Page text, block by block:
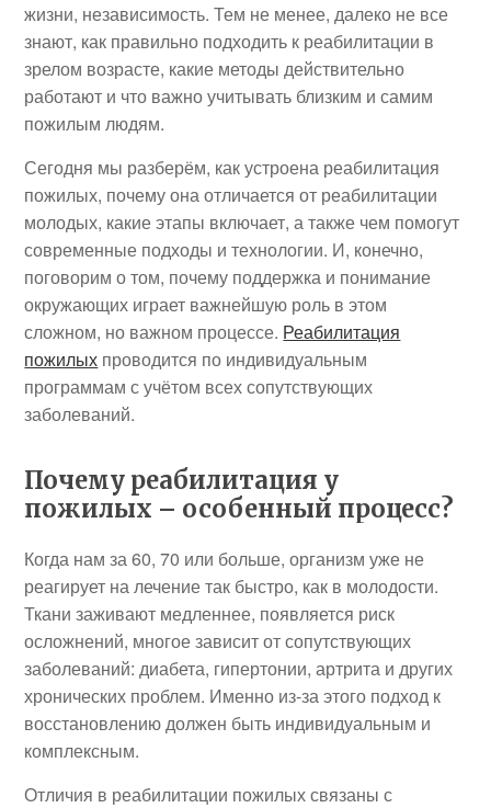
жизни, независимость. Тем не менее, далеко не все
знают, как правильно подходить к реабилитации в
зрелом возрасте, какие методы действительно
работают и что важно учитывать близким и самим
пожилым людям.
Сегодня мы разберём, как устроена реабилитация
пожилых, почему она отличается от реабилитации
молодых, какие этапы включает, а также чем помогут
современные подходы и технологии. И, конечно,
поговорим о том, почему поддержка и понимание
окружающих играет важнейшую роль в этом
сложном, но важном процессе. Реабилитация
пожилых проводится по индивидуальным
программам с учётом всех сопутствующих
заболеваний.
Почему реабилитация у
пожилых – особенный процесс?
Когда нам за 60, 70 или больше, организм уже не
реагирует на лечение так быстро, как в молодости.
Ткани заживают медленнее, появляется риск
осложнений, многое зависит от сопутствующих
заболеваний: диабета, гипертонии, артрита и других
хронических проблем. Именно из-за этого подход к
восстановлению должен быть индивидуальным и
комплексным.
Отличия в реабилитации пожилых связаны с